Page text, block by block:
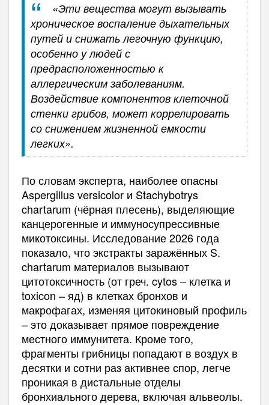
«Эти вещества могут вызывать
хроническое воспаление дыхательных
путей и снижать легочную функцию,
особенно у людей с
предрасположенностью к
аллергическим заболеваниям.
Воздействие компонентов клеточной
стенки грибов, может коррелировать
со снижением жизненной емкости
легких».
По словам эксперта, наиболее опасны
Aspergillus versicolor и Stachybotrys
chartarum (чёрная плесень), выделяющие
канцерогенные и иммуносупрессивные
микотоксины. Исследование 2026 года
показало, что экстракты заражённых S.
chartarum материалов вызывают
цитотоксичность (от греч. cytos – клетка и
toxicon – яд) в клетках бронхов и
макрофагах, изменяя цитокиновый профиль
– это доказывает прямое повреждение
местного иммунитета. Кроме того,
фрагменты грибницы попадают в воздух в
десятки и сотни раз активнее спор, легче
проникая в дистальные отделы
бронхиального дерева, включая альвеолы.